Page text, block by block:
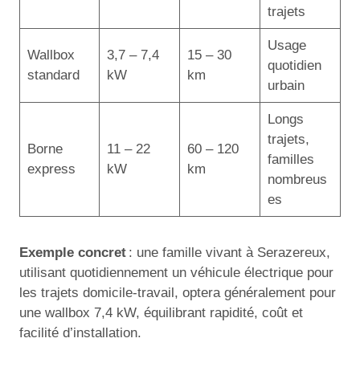
trajets
Wallbox
standard
3,7 – 7,4
kW
15 – 30
km
Usage
quotidien
urbain
Borne
express
11 – 22
kW
60 – 120
km
Longs
trajets,
familles
nombreus
es
Exemple concret : une famille vivant à Serazereux,
utilisant quotidiennement un véhicule électrique pour
les trajets domicile-travail, optera généralement pour
une wallbox 7,4 kW, équilibrant rapidité, coût et
facilité d’installation.